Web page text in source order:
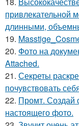
привлекательной
длинными,
19.
20. Фото на
Attached.
21. Секреты
почувствовать
22. Промт. Создай
настоящего фото.